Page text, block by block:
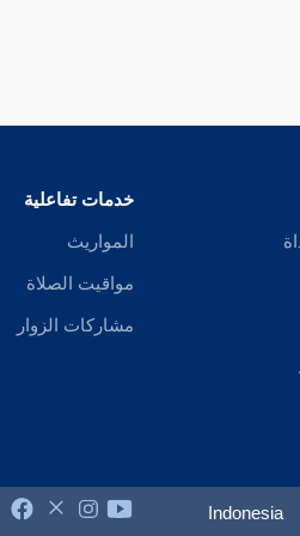
خدمات تفاعلية
المواريث
مواقيت الصلاة
مشاركات الزوار
Indonesia